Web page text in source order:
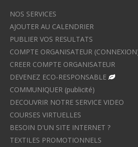
NOS SERVICES
AJOUTER AU CALENDRIER
PUBLIER VOS RESULTATS
COMPTE ORGANISATEUR
CREER COMPTE ORGANISATEUR
DEVENEZ ECO-RESPONSABLE
COMMUNIQUER (publicité)
DECOUVRIR NOTRE SERVICE VIDEO
COURSES VIRTUELLES
BESOIN D'UN SITE INTERNET ?
TEXTILES PROMOTIONNELS